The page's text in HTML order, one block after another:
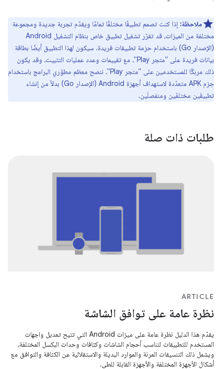
ملاحظة: إذا كنت تصمم تطبيقًا مختلفًا تمامًا ويقدّم تجربة جديدة ومجموعة
مختلفة من الميزات، قد تقرّر تشغيل تطبيق خاص بنظام التشغيل Android
(الإصدار Go) باستخدام حزمة تطبيقات فريدة. سيكون لهذا التطبيق أيضًا بطاقة
بيانات فريدة على "متجر Play"، مع تقييمات وعدد عمليات التثبيت، وقد يكون
ذلك مربكًا للمستخدمين على "متجر Play". ننصح معظم مطوّري البرامج باستخدام
حِزم APK متعدّدة لاستهداف أجهزة Android (الإصدار Go) بدلاً من إنشاء
تطبيقَين مختلفَين ومنفصلَين.
طلبات ذات صلة
ARTICLE
نظرة عامة على توافق الشاشة
يقدّم هذا الدليل نظرة عامة على ميزات Android التي تتيح تعديل واجهات
المستخدم للتطبيقات لتناسب أحجام الشاشات وكثافات وحدات البكسل المختلفة،
ويشمل ذلك التنسيقات المرنة والموارد البديلة والاستقلالية عن الكثافة والتوافق مع
أشكال الأجهزة المختلفة والأجهزة القابلة للطي.